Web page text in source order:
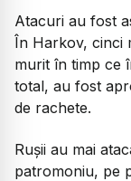
Atacuri au fost
În Harkov, cinci
murit în timp ce
total, au fost
de rachete.
Rușii au mai
patromoniu, pe